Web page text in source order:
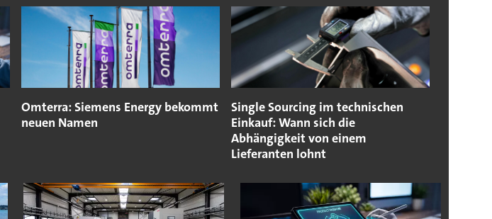
Omterra: Siemens Energy bekommt
neuen Namen
Single Sourcing im technischen
Einkauf: Wann sich die
Abhängigkeit von einem
Lieferanten lohnt